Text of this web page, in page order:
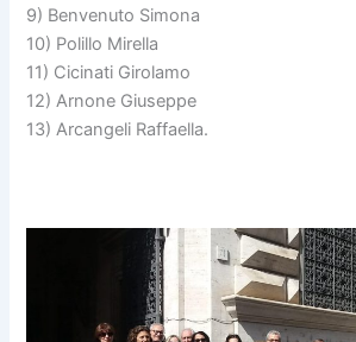
9) Benvenuto Simona
10) Polillo Mirella
11) Cicinati Girolamo
12) Arnone Giuseppe
13) Arcangeli Raffaella.